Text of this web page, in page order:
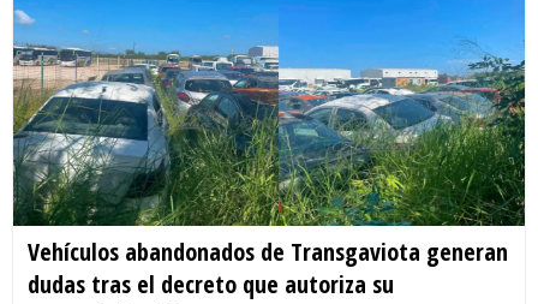
Vehículos abandonados de Transgaviota generan
dudas tras el decreto que autoriza su